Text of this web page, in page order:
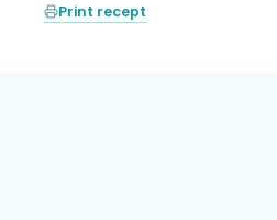
Print recept